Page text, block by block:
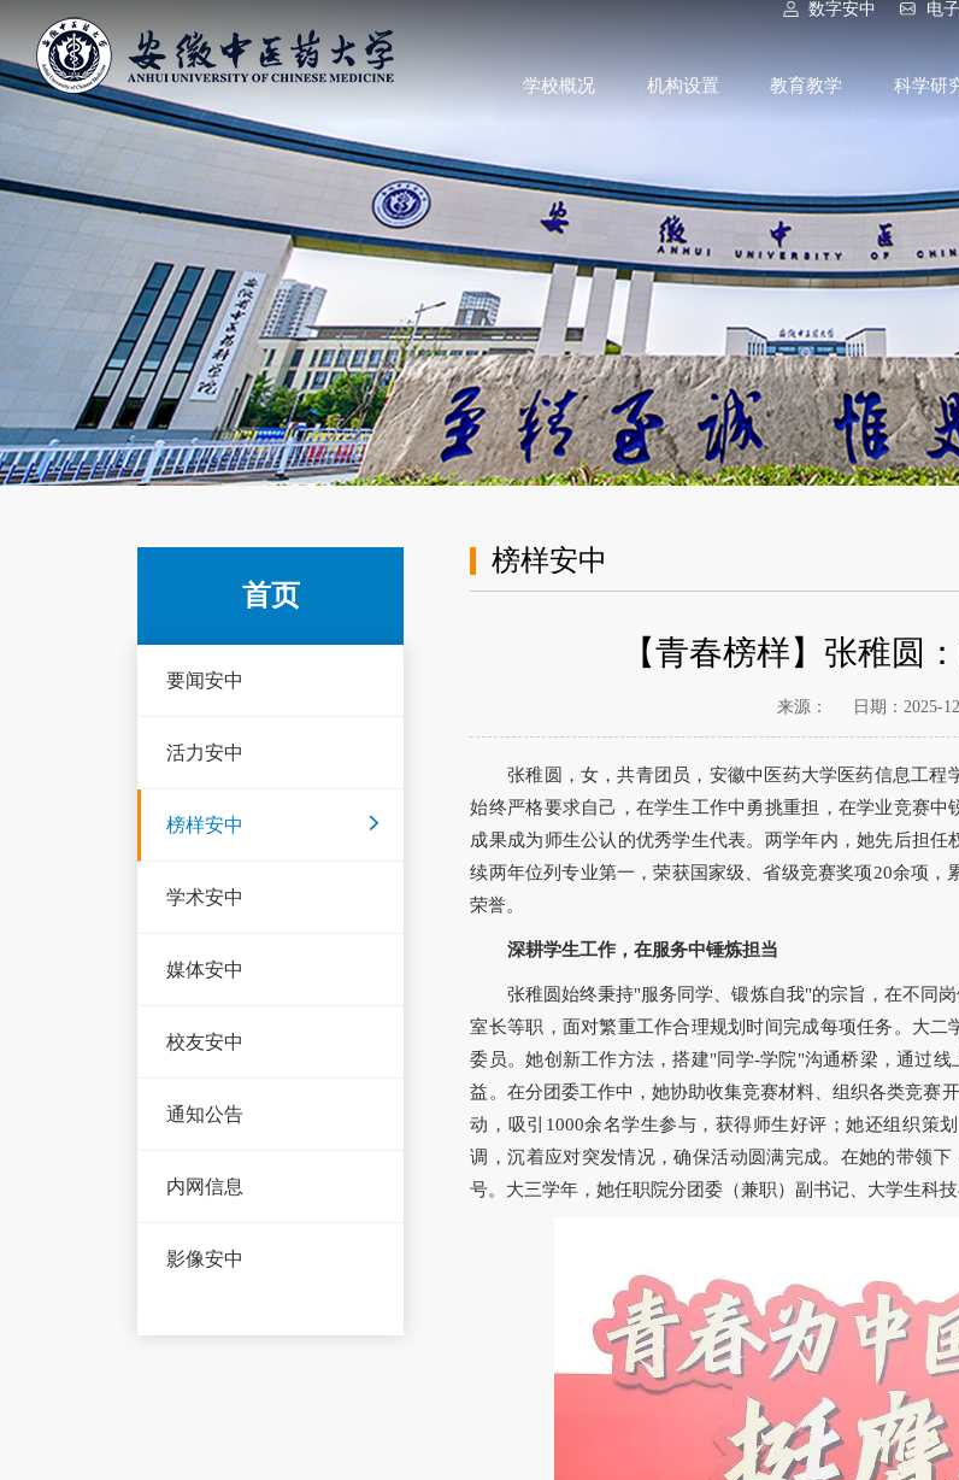
数字安中 电
学校概况 机构设置 教育教学 科学研
首页
要闻安中
活力安中
榜样安中
学术安中
媒体安中
校友安中
通知公告
内网信息
影像安中
榜样安中
【青春榜样】张稚圆
来源： 日期：2025-
张稚圆，女，共青团员，安徽中医药大学医药信息工
始终严格要求自己，在学生工作中勇挑重担，在学业竞赛
成果成为师生公认的优秀学生代表。两学年内，她先后担
续两年位列专业第一，荣获国家级、省级竞赛奖项20余项
荣誉。
深耕学生工作，在服务中锤炼担当
张稚圆始终秉持"服务同学、锻炼自我"的宗旨，在不同
室长等职，面对繁重工作合理规划时间完成每项任务。大
委员。她创新工作方法，搭建"同学-学院"沟通桥梁，通过
益。在分团委工作中，她协助收集竞赛材料、组织各类竞赛
动，吸引1000余名学生参与，获得师生好评；她还组织策
调，沉着应对突发情况，确保活动圆满完成。在她的带领
号。 大三学年，她任职院分团委（兼职）副书记、大学生科技